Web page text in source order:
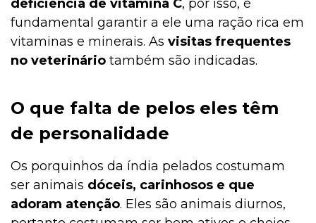
Aquarismo
Aquários e Manutenção
deficiência de vitamina C, por isso, é
fundamental garantir a ele uma ração rica em
vitaminas e minerais. As visitas frequentes
no veterinário também são indicadas.
O que falta de pelos eles têm
de personalidade
Os porquinhos da índia pelados costumam
ser animais dóceis, carinhosos e que
adoram atenção. Eles são animais diurnos,